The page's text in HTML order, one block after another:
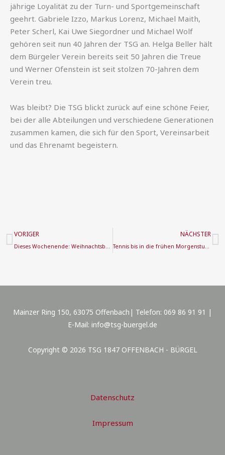
jährige Loyalität zu der Turn- und Sportgemeinschaft
geehrt. Gabriele Izzo, Markus Lorenz, Michael Maith,
Peter Scherl, Kai Uwe Siegordner und Michael Wolf
gehören seit nun 40 Jahren der TSG an. Helga Beller hält
dem Bürgeler Verein bereits seit 50 Jahren die Treue
und Werner Ofenstein ist seit stolzen 70-Jahren dem
Verein treu.
Was bleibt? Die TSG blickt zurück auf eine schöne Feier,
bei der alle Abteilungen und verschiedene Generationen
zusammen kamen, die sich für den Sport, Vereinsarbeit
und das Ehrenamt begeistern.
Zurück
VORIGER
Dieses Wochenende: Weihnachtsbäume kaufen zugunsten der Jugendarbeit
NÄCHSTER
Tennis bis in die frühen Morgenstunden: Übernachtungsturnier der TSG Offenbach Bürgel
Mainzer Ring 150, 63075 Offenbach| Telefon: 069 86 91 91 |
E-Mail: info@tsg-buergel.de
Copyright © 2026 TSG 1847 OFFENBACH - BÜRGEL
Datenschutz
Impressum